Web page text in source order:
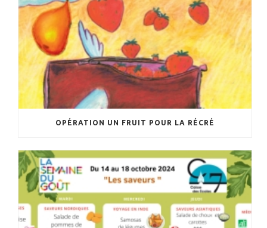
OPÉRATION UN FRUIT POUR LA RÉCRÉ